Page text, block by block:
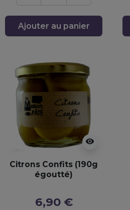
Ajouter au panier
visibility
Citrons Confits (190g
égoutté)
6,90 €